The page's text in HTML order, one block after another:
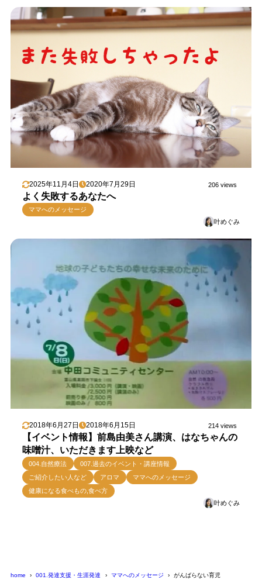
2025年11月4日 2020年7月29日 206 views
よく失敗するあなたへ
ママへのメッセージ
叶めぐみ
2018年6月27日 2018年6月15日 214 views
【イベント情報】前島由美さん講演、はなちゃんの
味噌汁、いただきます上映など
004.自然療法
007.過去のイベント・講座情報
ご紹介したい人など
アロマ
ママへのメッセージ
健康になる食べもの,食べ方
叶めぐみ
home 001.発達支援・生涯発達 ママへのメッセージ がんばらない育児